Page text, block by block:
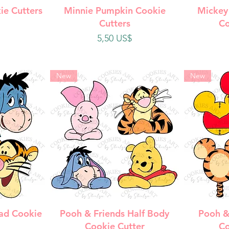
Cutters Vista rápida
Minnie Pumpkin Cookie
Cutters
Precio
5,50 US$
Cookie
Vista rápida
New
Pooh & Friends Half Body
Cookie Cutter
New
Pooh